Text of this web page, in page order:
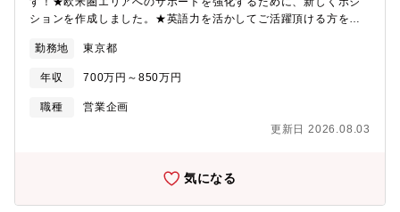
の経験を積める・事業企画や販売企画、営業推進などで培った企
活用しながら、将来的に管理職を目指せる
ションを作成しました。★英語力を活かしてご活躍頂ける方をお
海外現地法人に対して、現地の営業活動を支援し、各国でのビジ
ネス拡大をサポートする部署です。また、日本における外資系企
業への法人直営業、海外の販売代理店に対する直販窓口の役割も
担っています。【具体的な業務内容】①日本本社の技術やノウハ
援、現地顧客との商談に同行する など）②案件受注後にスムー
地と日本のコミュニケーションを円滑に進める重要な橋渡し役で
す！）③日系企業の海外案件に対する支援（現地法人メンバーと
日本側顧客との商談のサポートなど）④外資系企業の日本国内案
勤務地 東京都
年収 700万円～850万円
職種
営業企画
更新日 2026.08.03
気になる